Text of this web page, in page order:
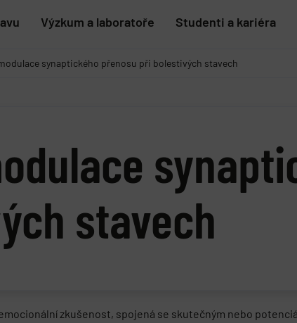
Výzkum a laboratoře Studenti a kariéra
synaptického přenosu při bolestivých stavech
stavech
zkušenost, spojená se skutečným nebo